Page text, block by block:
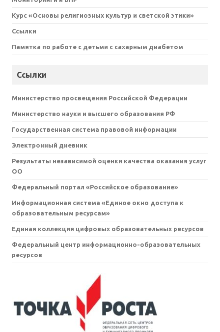
Курс «Основы религиозных культур и светской этики»
Ссылки
Памятка по работе с детьми с сахарным диабетом
Ссылки
Министерство просвещения Российской Федерации
Министерство науки и высшего образования РФ
Государственная система правовой информации
Электронный дневник
Результаты независимой оценки качества оказания услуг
ОО
Федеральный портал «Российское образование»
Информационная система «Единое окно доступа к
образовательным ресурсам»
Единая коллекция цифровых образовательных ресурсов
Федеральный центр информационно-образовательных
ресурсов